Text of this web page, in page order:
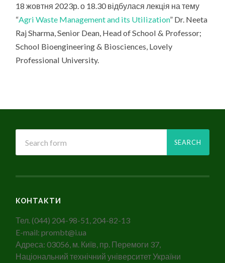
ТЕМУ
WASTE
AND
18 жовтня 2023р. о 18.30 відбулася лекція на тему
“Agri Waste Management and its Utilization” Dr. Neeta
Raj Sharma, Senior Dean, Head of School & Professor;
School Bioengineering & Biosciences, Lovely
Professional University.
КОНТАКТИ
Тел. (044) 204-98-51, 204-82-13
E-mail: prombt@i.ua
Адреса: 03056, м. Київ, пр. Перемоги 37,
Національний технічний університет України